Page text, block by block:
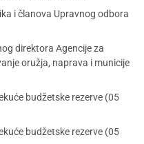
i članova Upravnog odbora
direktora Agencije za
oružja, naprava i municije
budžetske rezerve (05
budžetske rezerve (05